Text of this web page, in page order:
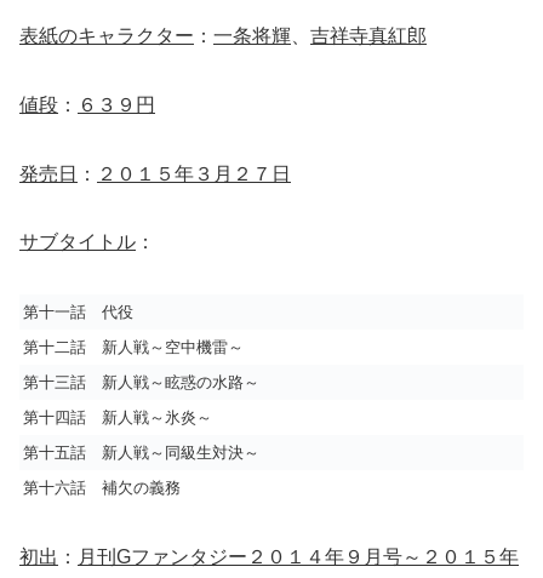
表紙のキャラクター ： 一条将輝 吉祥寺真紅郎
値段 ： ６３９円
発売日 ： ２０１５年３月２７日
サブタイトル ：
第十一話 代役
第十二話 新人戦～空中機雷～
第十三話 新人戦～眩惑の水路～
第十四話 新人戦～氷炎～
第十五話 新人戦～同級生対決～
第十六話 補欠の義務
初出 ： 月刊Gファンタジー２０１４年９月号～２０１５年